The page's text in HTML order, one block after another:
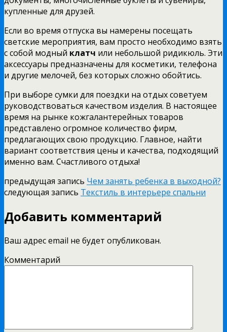
купленные для друзей.
Если во время отпуска вы намерены посещать
светские мероприятия, вам просто необходимо взять
с собой модный клатч или небольшой ридикюль. Эти
аксессуары предназначены для косметики, телефона
и другие мелочей, без которых сложно обойтись.
При выборе сумки для поездки на отдых советуем
руководствоваться качеством изделия. В настоящее
время на рынке кожгалантерейных товаров
представлено огромное количество фирм,
предлагающих свою продукцию. Главное, найти
вариант соответствия цены и качества, подходящий
именно вам. Счастливого отдыха!
предыдущая запись Чем занять ребенка в выходной?
следующая запись Текстиль в интерьере спальни
Добавить комментарий
Ваш адрес email не будет опубликован.
Комментарий